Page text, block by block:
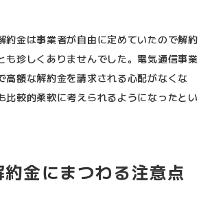
約金は事業者が自由に定めていたので解約
も珍しくありませんでした。電気通信事業
高額な解約金を請求される心配がなくな
比較的柔軟に考えられるようになったとい
金にまつわる注意点